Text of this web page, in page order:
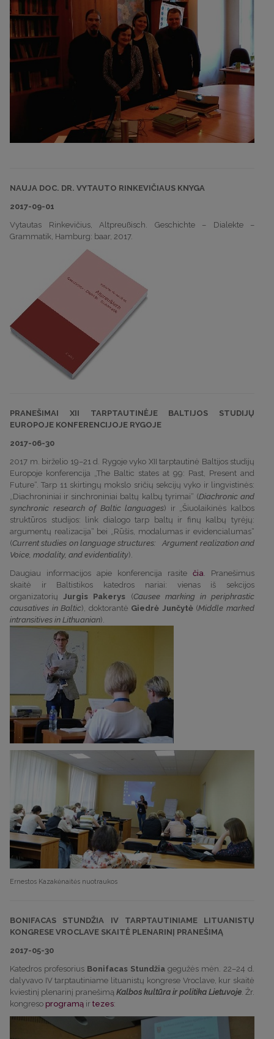
NAUJA DOC. DR. VYTAUTO RINKEVIČIAUS KNYGA
2017-09-01
Vytautas Rinkevičius, Altpreußisch. Geschichte – Dialekte –
Grammatik, Hamburg: baar, 2017.
PRANEŠIMAI XII TARPTAUTINĖJE BALTIJOS STUDIJŲ
EUROPOJE KONFERENCIJOJE RYGOJE
2017-06-30
2017 m. birželio 19–21 d. Rygoje vyko XII tarptautinė Baltijos studijų
Europoje konferencija „The Baltic states at 99: Past, Present and
Future“. Tarp 11 skirtingų mokslo sričių sekcijų vyko ir lingvistinės:
„Diachroniniai ir sinchroniniai baltų kalbų tyrimai“ (Diachronic and
synchronic research of Baltic languages) ir „Šiuolaikinės kalbos
struktūros studijos: link dialogo tarp baltų ir finų kalbų tyrėjų:
argumentų realizacija“ bei „Rūšis, modalumas ir evidencialumas“
(Current studies on language structures: Argument realization and
Voice, modality, and evidentiality).
Daugiau informacijos apie konferencija rasite čia. Pranešimus
skaitė ir Baltistikos katedros nariai: vienas iš sekcijos
organizatoriųJurgis Pakerys (Causee marking in periphrastic
causatives in Baltic), doktorantė Giedrė Junčytė(Middle marked
intransitives in Lithuanian).
Ernestos Kazakėnaitės nuotraukos
BONIFACAS STUNDŽIA IV TARPTAUTINIAME LITUANISTŲ
KONGRESE VROCLAVE SKAITĖ PLENARINĮ PRANEŠIMĄ
2017-05-30
Katedros profesorius Bonifacas Stundžia gegužės mėn. 22–24 d.
dalyvavo IV tarptautiniame lituanistų kongrese Vroclave, kur skaitė
kviestinį plenarinį pranešimą Kalbos kultūra ir politika Lietuvoje. Žr.
kongreso programą ir tezes: